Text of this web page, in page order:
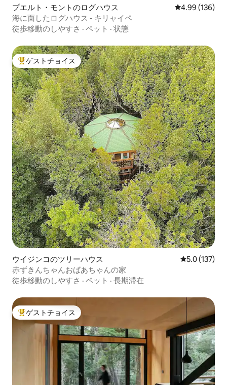
プエルト・モントのログハウス レビュー136
4.99 (136)
海に面したログハウス - キリャイペ
徒歩移動のしやすさ · ペット · 状態
大好評のゲストチョイスです。
ゲストチョイス
ウイジンコのツリーハウス レビュー137
5.0 (137)
赤ずきんちゃんおばあちゃんの家
徒歩移動のしやすさ · ペット · 長期滞在
大好評のゲストチョイスです。
ゲストチョイス